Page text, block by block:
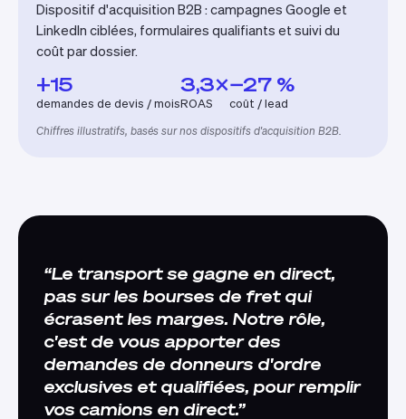
Dispositif d'acquisition B2B : campagnes Google et
LinkedIn ciblées, formulaires qualifiants et suivi du
coût par dossier.
+15
demandes de devis / mois
3,3×
ROAS
−27 %
coût / lead
Chiffres illustratifs, basés sur nos dispositifs d'acquisition B2B.
Le transport se gagne en direct,
pas sur les bourses de fret qui
écrasent les marges. Notre rôle,
c'est de vous apporter des
demandes de donneurs d'ordre
exclusives et qualifiées, pour remplir
vos camions en direct.